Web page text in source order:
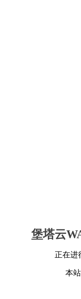
堡塔云
正在进
本